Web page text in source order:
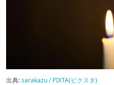
出典:sarakazu / PIXTA(ピクスタ)